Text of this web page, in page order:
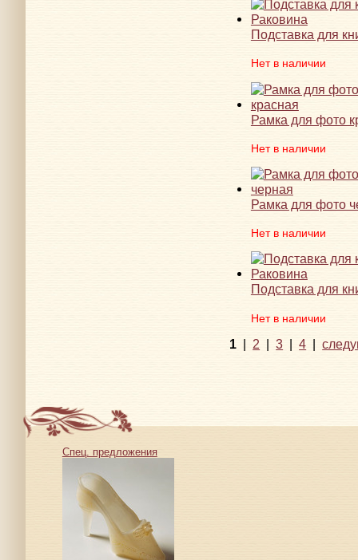
Подставка для
Нет в наличии
Рамка для фото
Нет в наличии
Рамка для фото
Нет в наличии
Подставка для
Нет в наличии
1 | 2 |3 |4 |
Спец. предложения